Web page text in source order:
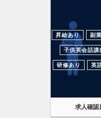
昇給あり 副
子供英会話講
研修あり 英
求人確認